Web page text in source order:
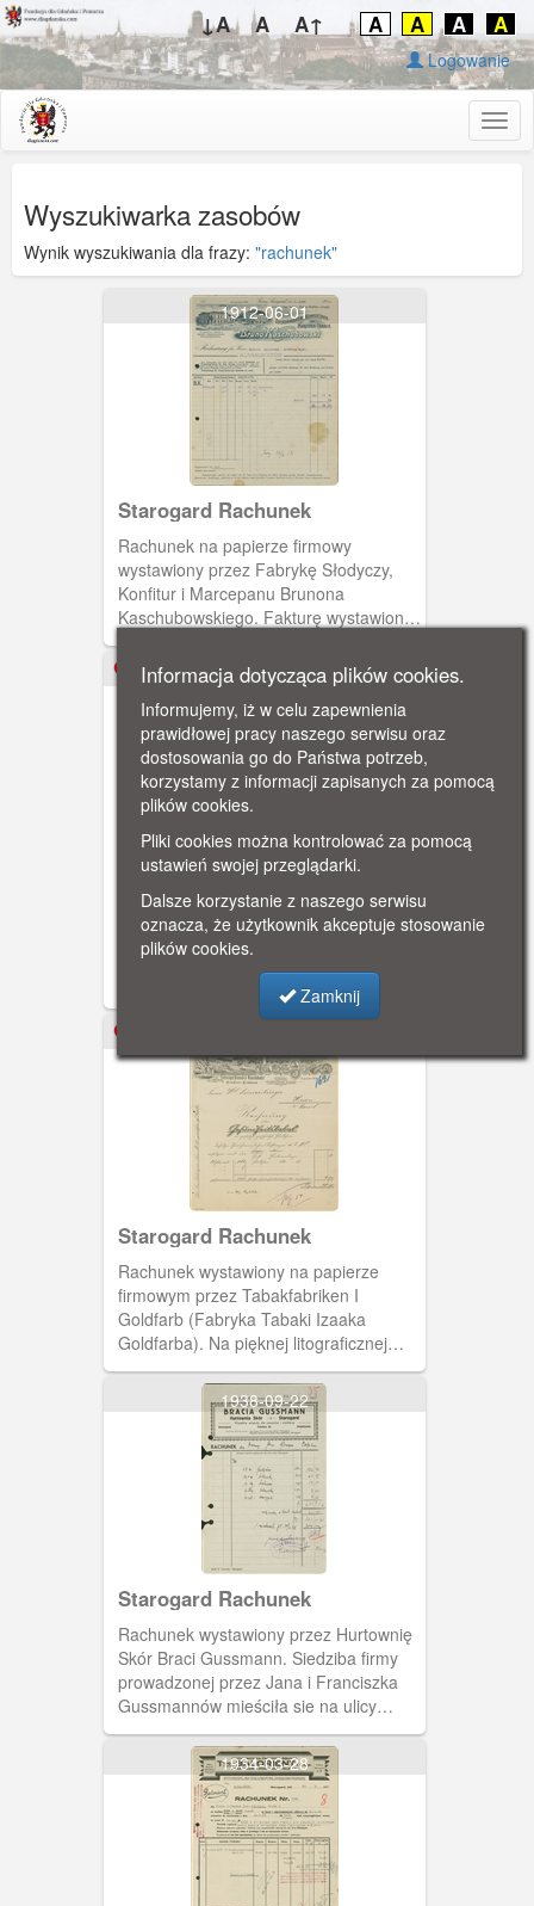
↓A A A↑ A A A A
Logowanie
Wyszukiwarka zasobów
Wynik wyszukiwania dla frazy: "rachunek"
1912-06-01
Starogard Rachunek
Rachunek na papierze firmowy
wystawiony przez Fabrykę Słodyczy,
Konfitur i Marcepanu Brunona
Kaschubowskiego. Fakturę wystawiono
Pomorskiego. Na pięknej litograficznej
winiecie widzimy zakłady
Kaschubowskiego w Starogardzie.
1915-08-20
Starogard
Rachunek wystawiony przez firmę H.A.
Winkelhausen - wytwórnię gatunkowych
wódek, likierów, spirytusu, koniaków i
Starogard Rachunek
Rachunek wystawiony na papierze
firmowym przez Tabakfabriken I
Goldfarb (Fabryka Tabaki Izaaka
Goldfarba). Na pięknej litograficznej
winiecie przedstawiono panoramę na
zakłady Goldfarba w Starogardzie.
1938-09-22
Starogard Rachunek
Rachunek wystawiony przez Hurtownię
Skór Braci Gussmann. Siedziba firmy
prowadzonej przez Jana i Franciszka
Gussmannów mieściła sie na ulicy
Lubichowskiej.
1934-03-28
Informacja dotycząca plików cookies.
Informujemy, iż w celu zapewnienia
prawidłowej pracy naszego serwisu oraz
dostosowania go do Państwa potrzeb,
korzystamy z informacji zapisanych za pomocą
plików cookies.
Pliki cookies można kontrolować za pomocą
ustawień swojej przeglądarki.
Dalsze korzystanie z naszego serwisu
oznacza, że użytkownik akceptuje stosowanie
plików cookies.
Zamknij